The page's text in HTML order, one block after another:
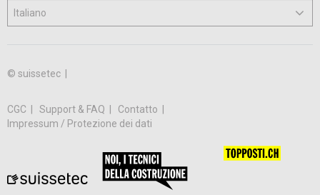
© suissetec |
CGC Support & FAQ
Contatto
Impressum / Protezione dei dati